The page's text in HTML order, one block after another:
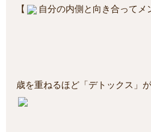
【 自分の内側と向き合ってメ
歳を重ねるほど「デトックス」